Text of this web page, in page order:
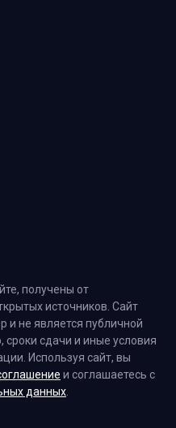
получены от
источников. Сайт
и не является публичной
сроки сдачи и иные условия
Используя сайт, вы
и соглашаетесь с
данных